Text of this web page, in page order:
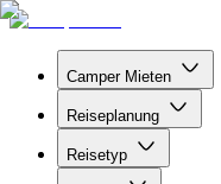
Camper Mieten
Reiseplanung
Reisetyp